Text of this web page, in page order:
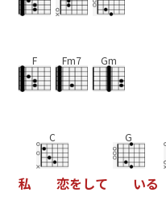
F Fm7 Gm
私
C
恋をして
G
いる